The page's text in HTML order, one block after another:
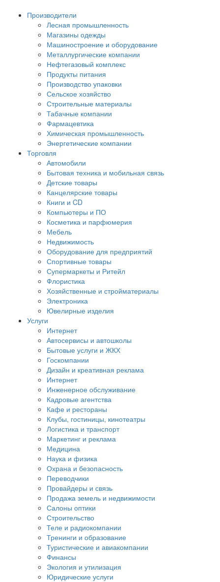
Производители
Лесная промышленность
Магазины одежды
Машиностроение и оборудование
Металлургические компании
Нефтегазовый комплекс
Продукты питания
Производство упаковки
Сельское хозяйство
Строительные материалы
Табачные компании
Фармацевтика
Химическая промышленность
Энергетические компании
Торговля
Автомобили
Бытовая техника и мобильная связь
Детские товары
Канцелярские товары
Книги и CD
Компьютеры и ПО
Косметика и парфюмерия
Мебель
Недвижимость
Оборудование для предприятий
Спортивные товары
Супермаркеты и Ритейл
Флористика
Хозяйственные и стройматериалы
Электроника
Ювелирные изделия
Услуги
Интернет
Автосервисы и автошколы
Бытовые услуги и ЖКХ
Госкомпании
Дизайн и креативная реклама
Интернет
Инженерное обслуживание
Кадровые агентства
Кафе и рестораны
Клубы, гостиницы, кинотеатры
Логистика и транспорт
Маркетинг и реклама
Медицина
Наука и физика
Охрана и безопасность
Переводчики
Провайдеры и связь
Продажа земель и недвижимости
Салоны оптики
Строительство
Теле и радиокомпании
Тренинги и образование
Туристические и авиакомпании
Финансы
Экология и утилизация
Юридические услуги